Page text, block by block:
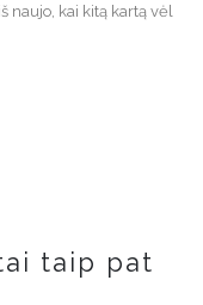
naujo, kai kitą kartą vėl
taip pat